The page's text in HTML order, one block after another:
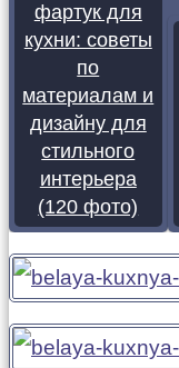
фартук для
кухни: советы
по
материалам и
дизайну для
стильного
интерьера
(120 фото)